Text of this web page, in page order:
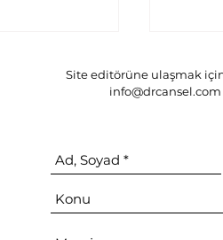
Site editörüne ulaşmak
info@drcansel.com